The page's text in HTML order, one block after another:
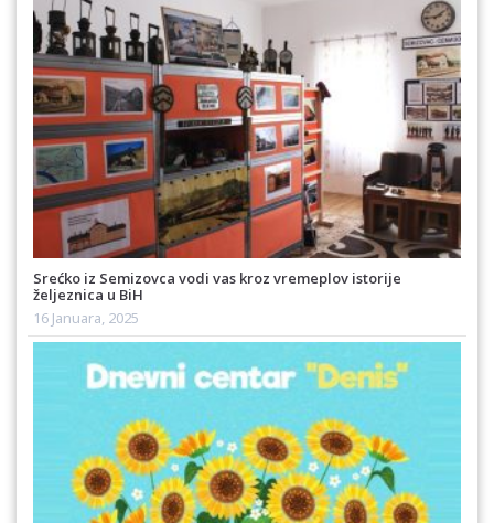
Srećko iz Semizovca vodi vas kroz vremeplov istorije
željeznica u BiH
16 Januara, 2025